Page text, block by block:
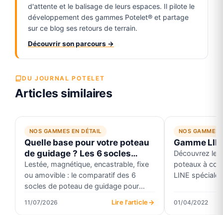
d'attente et le balisage de leurs espaces. Il pilote le
développement des gammes Potelet® et partage
sur ce blog ses retours de terrain.
Découvrir son parcours →
DU JOURNAL POTELET
Articles similaires
NOS GAMMES EN DÉTAIL
Quelle base pour votre poteau
de guidage ? Les 6 socles
comparés
Lestée, magnétique, encastrable, fixe
ou amovible : le comparatif des 6
socles de poteau de guidage pour
11/07/2026 Lire l'article
NOS GAMMES
Gamme
Découvrez
poteaux à
LINE
01/04/2022